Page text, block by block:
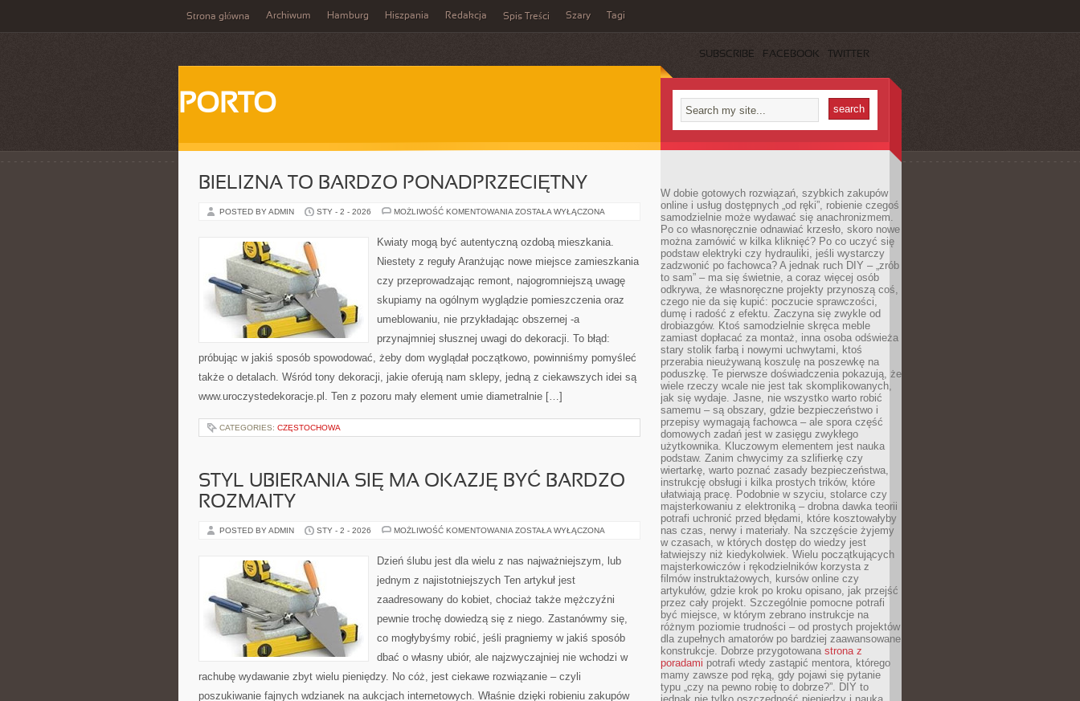
Strona główna Archiwum Hamburg Hiszpania Redakcja Spis Treści Szary Tagi
SUBSCRIBE FACEBOOK TWITTER
PORTO
BIELIZNA TO BARDZO PONADPRZECIĘTNY
POSTED BY ADMIN STY - 2 - 2026 MOŻLIWOŚĆ KOMENTOWANIA BIELIZNA
PONADPRZECIĘTNY
ZOSTAŁA WYŁĄCZONA
Kwiaty mogą być autentyczną ozdobą mieszkania.
Niestety z reguły Aranżując nowe miejsce zamieszkania
czy przeprowadzając remont, najogromniejszą uwagę
skupiamy na ogólnym wyglądzie pomieszczenia oraz
umeblowaniu, nie przykładając obszernej -a
przynajmniej słusznej uwagi do dekoracji. To błąd:
próbując w jakiś sposób spowodować, żeby dom wyglądał początkowo, powinniśmy pomyśleć
także o detalach. Wśród tony dekoracji, jakie oferują nam sklepy, jedną z ciekawszych idei są
www.uroczystedekoracje.pl. Ten z pozoru mały element umie diametralnie […]
CATEGORIES: CZĘSTOCHOWA
STYL UBIERANIA SIĘ MA OKAZJĘ BYĆ BARDZO
ROZMAITY
POSTED BY ADMIN STY - 2 - 2026 MOŻLIWOŚĆ KOMENTOWANIA STYL
OKAZJĘ
BARDZO
ZOSTAŁA WYŁĄCZONA
Dzień ślubu jest dla wielu z nas najważniejszym, lub
jednym z najistotniejszych Ten artykuł jest
zaadresowany do kobiet, chociaż także mężczyźni
pewnie trochę dowiedzą się z niego. Zastanówmy się,
co mogłybyśmy robić, jeśli pragniemy w jakiś sposób
dbać o własny ubiór, ale najzwyczajniej nie wchodzi w
rachubę wydawanie zbyt wielu pieniędzy. No cóż, jest ciekawe rozwiązanie – czyli
poszukiwanie fajnych wdzianek na aukcjach internetowych. Właśnie dzięki robieniu zakupów
W dobie gotowych rozwiązań, szybkich zakupów
online i usług dostępnych „od ręki”, robienie czegoś
samodzielnie może wydawać się anachronizmem.
Po co własnoręcznie odnawiać krzesło, skoro nowe
można zamówić w kilka kliknięć? Po co uczyć się
podstaw elektryki czy hydrauliki, jeśli wystarczy
zadzwonić po fachowca? A jednak ruch DIY – „zrób
to sam” – ma się świetnie, a coraz więcej osób
odkrywa, że własnoręczne projekty przynoszą coś,
czego nie da się kupić: poczucie sprawczości,
dumę i radość z efektu. Zaczyna się zwykle od
drobiazgów. Ktoś samodzielnie skręca meble
zamiast dopłacać za montaż, inna osoba odświeża
stary stolik farbą i nowymi uchwytami, ktoś
przerabia nieużywaną koszulę na poszewkę na
poduszkę. Te pierwsze doświadczenia pokazują, że
wiele rzeczy wcale nie jest tak skomplikowanych,
jak się wydaje. Jasne, nie wszystko warto robić
samemu – są obszary, gdzie bezpieczeństwo i
przepisy wymagają fachowca – ale spora część
domowych zadań jest w zasięgu zwykłego
użytkownika. Kluczowym elementem jest nauka
podstaw. Zanim chwycimy za szlifierkę czy
wiertarkę, warto poznać zasady bezpieczeństwa,
instrukcję obsługi i kilka prostych trików, które
ułatwiają pracę. Podobnie w szyciu, stolarce czy
majsterkowaniu z elektroniką – drobna dawka teorii
potrafi uchronić przed błędami, które kosztowałyby
nas czas, nerwy i materiały. Na szczęście żyjemy
w czasach, w których dostęp do wiedzy jest
łatwiejszy niż kiedykolwiek. Wielu początkujących
majsterkowiczów i rękodzielników korzysta z
filmów instruktażowych, kursów online czy
artykułów, gdzie krok po kroku opisano, jak przejść
przez cały projekt. Szczególnie pomocne potrafi
być miejsce, w którym zebrano instrukcje na
różnym poziomie trudności – od prostych projektów
dla zupełnych amatorów po bardziej zaawansowane
konstrukcje. Dobrze przygotowana strona z
poradami potrafi wtedy zastąpić mentora, którego
mamy zawsze pod ręką, gdy pojawi się pytanie
typu „czy na pewno robię to dobrze?”. DIY to